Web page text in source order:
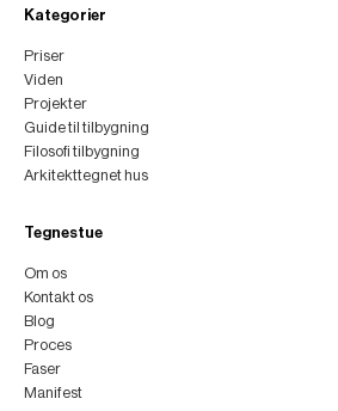
Kategorier
Priser
Viden
Projekter
Guide til tilbygning
Filosofi tilbygning
Arkitekttegnet hus
Tegnestue
Om os
Kontakt os
Blog
Proces
Faser
Manifest